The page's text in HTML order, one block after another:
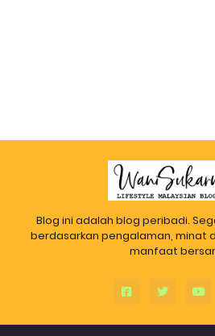
Blog ini adalah blog peribadi.
berdasarkan pengalaman, minat
manfaat